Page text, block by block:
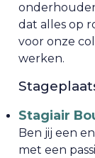
dat alles op
voor onze
werken.
Stagiair
Ben jij een
met een